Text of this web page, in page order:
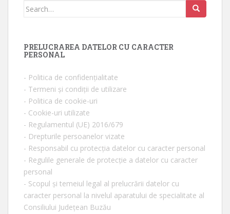
Search for:
PRELUCRAREA DATELOR CU CARACTER
PERSONAL
- Politica de confidențialitate
- Termeni și condiții de utilizare
- Politica de cookie-uri
- Cookie-uri utilizate
- Regulamentul (UE) 2016/679
- Drepturile persoanelor vizate
- Responsabil cu protecția datelor cu caracter personal
- Regulile generale de protecție a datelor cu caracter
personal
- Scopul și temeiul legal al prelucrării datelor cu
caracter personal la nivelul aparatului de specialitate al
Consiliului Județean Buzău